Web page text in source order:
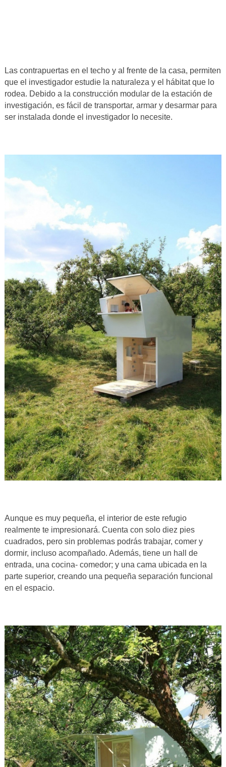
Las contrapuertas en el techo y al frente de la casa, permiten
que el investigador estudie la naturaleza y el hábitat que lo
rodea. Debido a la construcción modular de la estación de
investigación, es fácil de transportar, armar y desarmar para
ser instalada donde el investigador lo necesite.
Aunque es muy pequeña, el interior de este refugio
realmente te impresionará. Cuenta con solo diez pies
cuadrados, pero sin problemas podrás trabajar, comer y
dormir, incluso acompañado. Además, tiene un hall de
entrada, una cocina- comedor; y una cama ubicada en la
parte superior, creando una pequeña separación funcional
en el espacio.